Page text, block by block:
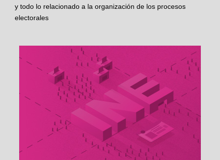
y todo lo relacionado a la organización de los procesos
electorales